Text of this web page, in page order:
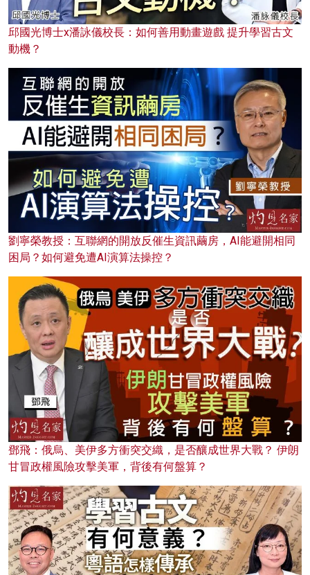
邱國光博士x潘詠儀校長：如何善用動畫遊戲 提升學習古文
動機？
劉寧榮教授：互聯網的開放反催生資訊繭房，AI能避開相同
困局？如何避免遭AI演算法操控？
鄧飛：俄烏、美伊多方衝突交織，是否釀成世界大戰？ 伊朗
甘冒政權風險攻擊美軍，背後有何盤算？